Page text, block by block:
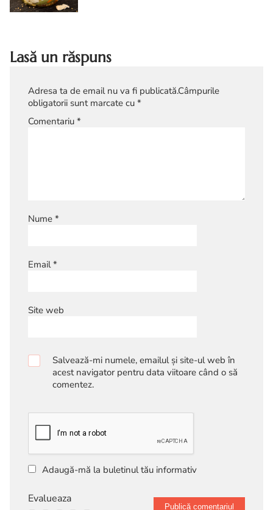
Lasă un răspuns
Adresa ta de email nu va fi publicată.Câmpurile
obligatorii sunt marcate cu *
Comentariu *
Nume *
Email*
Site web
Salvează-mi numele, emailul și site-ul web în
acest navigator pentru data viitoare când o să
comentez.
Adaugă-mă la buletinul tău informativ
Evalueaza